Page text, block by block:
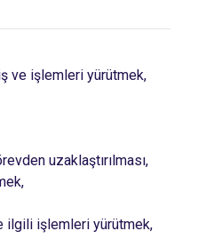
Beylikdüzü
Sancaktepe
ve işlemleri yürütmek,
uzaklaştırılması,
ilgili işlemleri yürütmek,